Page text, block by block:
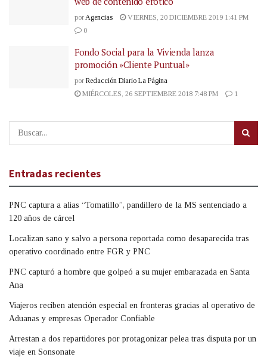
por Agencias
VIERNES, 20 DICIEMBRE 2019 1:41 PM
0
Fondo Social para la Vivienda lanza
promoción »Cliente Puntual»
por Redacción Diario La Página
MIÉRCOLES, 26 SEPTIEMBRE 2018 7:48 PM
1
Entradas recientes
PNC captura a alias “Tomatillo”, pandillero de la MS sentenciado a
120 años de cárcel
Localizan sano y salvo a persona reportada como desaparecida tras
operativo coordinado entre FGR y PNC
PNC capturó a hombre que golpeó a su mujer embarazada en Santa
Ana
Viajeros reciben atención especial en fronteras gracias al operativo de
Aduanas y empresas Operador Confiable
Arrestan a dos repartidores por protagonizar pelea tras disputa por un
viaje en Sonsonate